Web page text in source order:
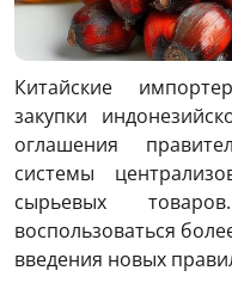
Китайские
закупки
оглашения
системы
сырьевых
воспользоваться
введения новых